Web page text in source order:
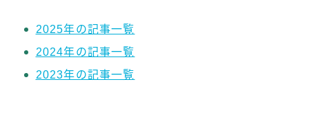
2025年の記事一覧
2024年の記事一覧
2023年の記事一覧